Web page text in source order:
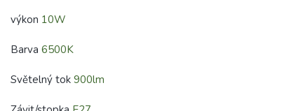
výkon 10W
Barva 6500K
Světelný tok 900lm